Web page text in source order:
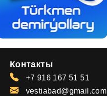
Контакты
+7 916 167 51 51
vestiabad@gmail.com